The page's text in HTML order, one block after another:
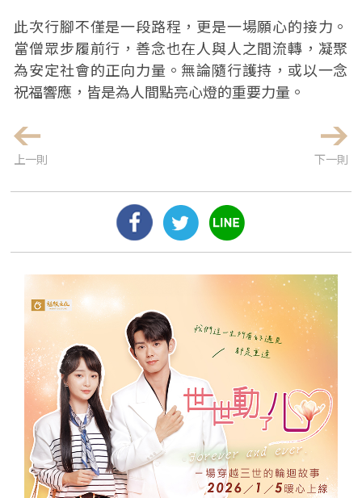
此次行腳不僅是一段路程，更是一場願心的接力。
當僧眾步履前行，善念也在人與人之間流轉，凝聚
為安定社會的正向力量。無論隨行護持，或以一念
祝福響應，皆是為人間點亮心燈的重要力量。
上一則 下一則